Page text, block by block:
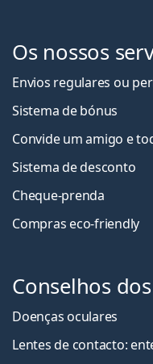
Os nossos
Envios regulares ou
Sistema de bónus
Convide um amigo e
Sistema de desconto
Cheque-prenda
Compras eco-friendly
Conselhos
Doenças oculares
Lentes de contacto: